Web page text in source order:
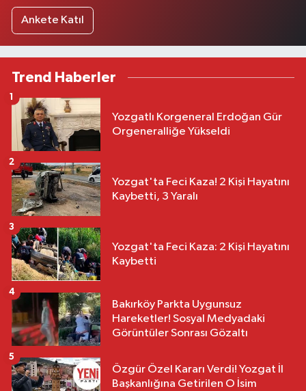
Ankete Katıl
Trend Haberler
Yozgatlı Korgeneral Erdoğan Gür
Orgeneralliğe Yükseldi
1
Yozgat'ta Feci Kaza! 2 Kişi Hayatını
Kaybetti, 3 Yaralı
2
Yozgat'ta Feci Kaza: 2 Kişi Hayatını
Kaybetti
3
Bakırköy Parkta Uygunsuz
Hareketler! Sosyal Medyadaki
Görüntüler Sonrası Gözaltı
4
Özgür Özel Kararı Verdi! Yozgat İl
Başkanlığına Getirilen O İsim
5